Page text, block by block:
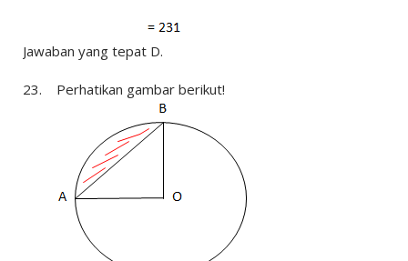
Jawaban yang tepat D.
23. Perhatikan gambar berikut!